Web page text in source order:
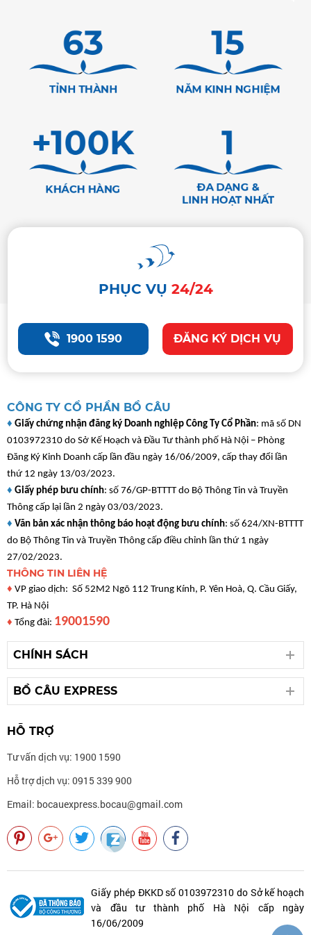
63
TỈNH THÀNH
15
NĂM KINH NGHIỆM
+100K
KHÁCH HÀNG
1
ĐA DẠNG &
LINH HOẠT NHẤT
PHỤC VỤ 24/24
1900 1590 ĐĂNG KÝ DỊCH VỤ
CÔNG TY CỔ PHẦN BỒ CÂU
♦ Giấy chứng nhận đăng ký Doanh nghiệp Công Ty Cổ Phần: mã số DN
0103972310 do Sở Kế Hoạch và Đầu Tư thành phố Hà Nội – Phòng
Đăng Ký Kinh Doanh cấp lần đầu ngày 16/06/2009, cấp thay đổi lần
thứ 12 ngày 13/03/2023.
♦ Giấy phép bưu chính: số 76/GP-BTTTT do Bộ Thông Tin và Truyền
Thông cấp lại lần 2 ngày 03/03/2023.
♦ Văn bản xác nhận thông báo hoạt động bưu chính: số 624/XN-BTTTT
do Bộ Thông Tin và Truyền Thông cấp điều chỉnh lần thứ 1 ngày
27/02/2023.
THÔNG TIN LIÊN HỆ
♦ VP giao dịch: Số 52M2 Ngõ 112 Trung Kính, P. Yên Hoà, Q. Cầu Giấy,
TP. Hà Nội
♦ Tổng đài: 19001590
CHÍNH SÁCH
BỒ CÂU EXPRESS
HỖ TRỢ
Tư vấn dịch vụ: 1900 1590
Hỗ trợ dịch vụ: 0915 339 900
Email: bocauexpress.bocau@gmail.com
Giấy phép ĐKKD số 0103972310 do Sở kế hoạch
và đầu tư thành phố Hà Nội cấp ngày
16/06/2009